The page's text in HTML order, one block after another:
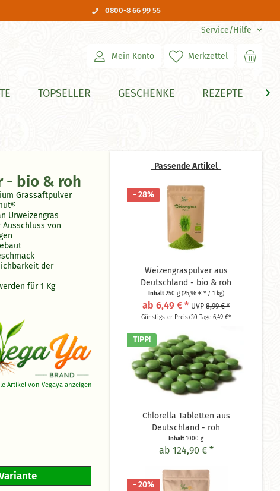
0800-8 66 99 55
Service/Hilfe
Merkzettel
Mein Konto
TOPSELLER GESCHENKE REZEPTE 
- bio & roh
Grassaftpulver
Urweizengras
von
der
für 1 Kg
Artikel von Vegaya anzeigen
Passende Artikel
- 28%
Weizengraspulver aus
Deutschland - bio & roh
Inhalt250 g (25,96 € * / 1 kg)
ab 6,49 € * UVP8,99 € *
Günstigster Preis/30 Tage 6,49 €*
TIPP!
Chlorella Tabletten aus
Deutschland - roh
Inhalt1000 g
ab 124,90 € *
- 20%